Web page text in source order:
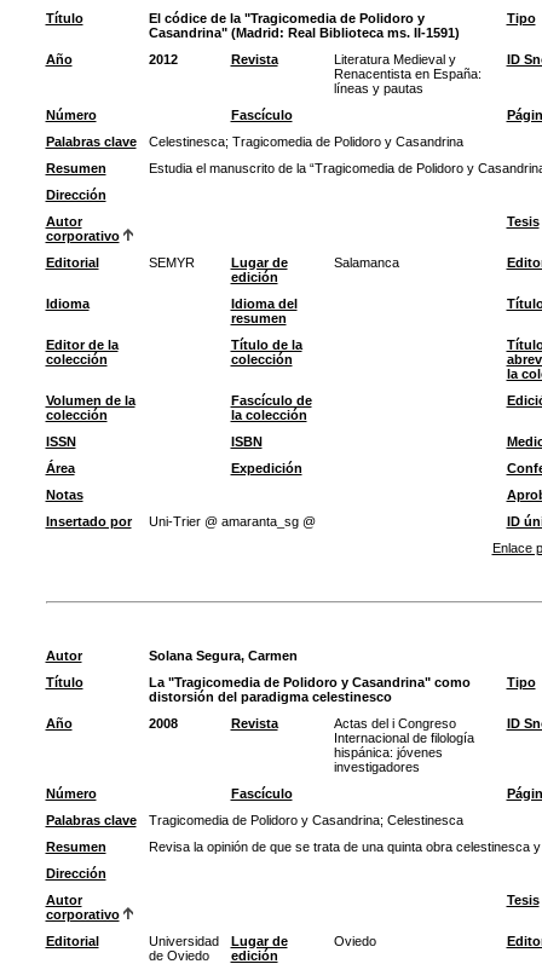
Título
El códice de la "Tragicomedia de Polidoro y
Casandrina" (Madrid: Real Biblioteca ms. II-1591)
Tipo
Año 2012 Revista
Literatura Medieval y
Renacentista en España:
líneas y pautas
ID
Número Fascículo
Palabras clave
Celestinesca; Tragicomedia de Polidoro y Casandrina
Resumen
Estudia el manuscrito de la “Tragicomedia de Polidoro y
Dirección
Autor
corporativo
Tesis
Editorial SEMYR
Lugar de
edición
Salamanca
Idioma
Idioma del
resumen
Editor de la
colección
Título de la
colección
la
Volumen de la
colección
Fascículo de
la colección
ISSN ISBN
Área
Expedición
Notas
Insertado por
Uni-Trier @ amaranta_sg @
ID
Enlace
Autor
Solana Segura, Carmen
Título
La "Tragicomedia de Polidoro y Casandrina" como
distorsión del paradigma celestinesco
Tipo
Año 2008 Revista
Actas del i Congreso
Internacional de filología
hispánica: jóvenes
investigadores
ID
Número Fascículo
Palabras clave
Tragicomedia de Polidoro y Casandrina; Celestinesca
Resumen
Revisa la opinión de que se trata de una quinta obra celestinesca
Dirección
Autor
corporativo
Tesis
Editorial
Universidad
de Oviedo
Lugar de
edición
Oviedo